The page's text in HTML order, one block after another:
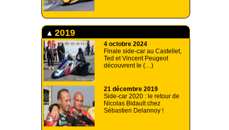
2019
4 octobre 2024
Finale side-car au Castellet,
Ted et Vincent Peugeot
découvrent le (…)
21 décembre 2019
Side-car 2020 : le retour de
Nicolas Bidault chez
Sébastien Delannoy !